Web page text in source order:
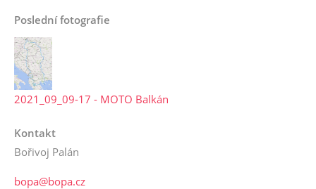
Poslední fotografie
2021_09_09-17 - MOTO Balkán
Kontakt
Bořivoj Palán
bopa@bopa.cz